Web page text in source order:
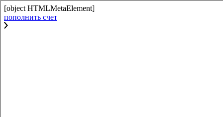
[object HTMLMetaElement]
пополнить счет